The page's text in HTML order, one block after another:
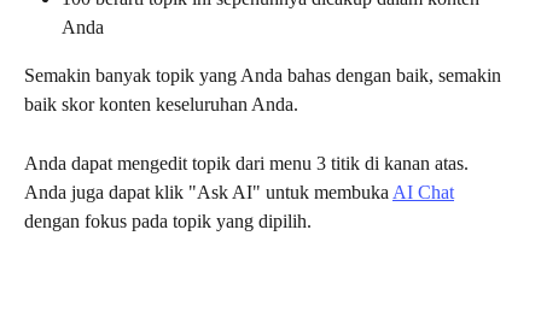
Anda
Semakin banyak topik yang Anda bahas dengan baik, semakin
baik skor konten keseluruhan Anda.
Anda dapat mengedit topik dari menu 3 titik di kanan atas.
Anda juga dapat klik "Ask AI" untuk membuka AI Chat
dengan fokus pada topik yang dipilih.